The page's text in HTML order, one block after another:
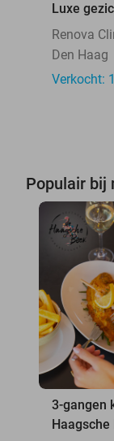
Luxe
Renova
Den Haag
Verkocht:
Populair bij
3-gangen
Haagsche